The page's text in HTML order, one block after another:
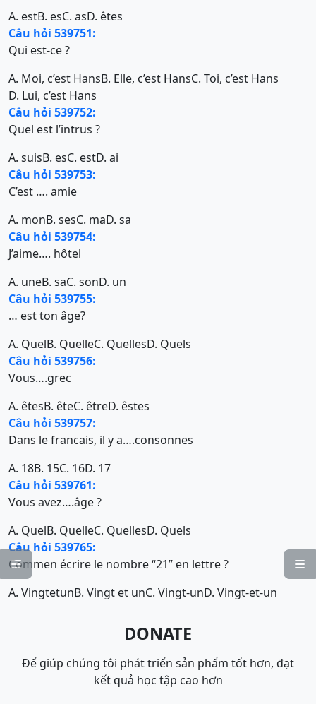


A. estB. esC. asD. êtes
Câu hỏi 539751:
Qui est-ce ?
A. Moi, c’est HansB. Elle, c’est HansC. Toi, c’est Hans
D. Lui, c’est Hans
Câu hỏi 539752:
Quel est l’intrus ?
A. suisB. esC. estD. ai
Câu hỏi 539753:
C’est …. amie
A. monB. sesC. maD. sa
Câu hỏi 539754:
J’aime…. hôtel
A. uneB. saC. sonD. un
Câu hỏi 539755:
… est ton âge?
A. QuelB. QuelleC. QuellesD. Quels
Câu hỏi 539756:
Vous….grec
A. êtesB. êteC. êtreD. êstes
Câu hỏi 539757:
Dans le francais, il y a….consonnes
A. 18B. 15C. 16D. 17
Câu hỏi 539761:
Vous avez….âge ?
A. QuelB. QuelleC. QuellesD. Quels
Câu hỏi 539765:
Commen écrire le nombre “21” en lettre ?
A. VingtetunB. Vingt et unC. Vingt-unD. Vingt-et-un
DONATE
Để giúp chúng tôi phát triển sản phẩm tốt hơn, đạt
kết quả học tập cao hơn